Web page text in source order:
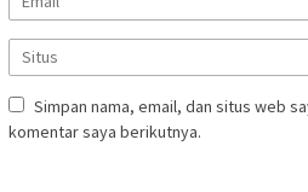
Simpan nama, email, dan situs web
komentar saya berikutnya.